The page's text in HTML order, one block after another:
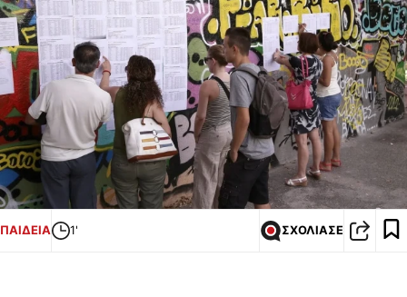
ΠΑΙΔΕΙΑ 1' ΣΧΟΛΙΑΣΕ